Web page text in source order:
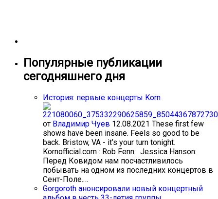
Популярные публикации
сегодняшнего дня
История: первые концерты Korn
от Владимир Чуев 12.08.2021 These first few
shows have been insane. Feels so good to be
back. Bristow, VA - it’s your turn tonight.
Kornofficial.com : Rob Fenn Jessica Hanson:
Перед Ковидом нам посчастливилось
побывать на одном из последних концертов в
Сент-Поле.…
Gorgoroth анонсировали новый концертный